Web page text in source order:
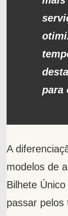
para
A
modelos de
Bilhete
passar